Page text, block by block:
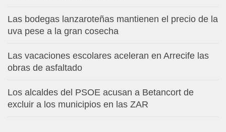
Las bodegas lanzaroteñas mantienen el precio de la
uva pese a la gran cosecha
Las vacaciones escolares aceleran en Arrecife las
obras de asfaltado
Los alcaldes del PSOE acusan a Betancort de
excluir a los municipios en las ZAR